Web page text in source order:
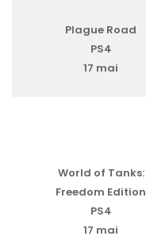
Plague Road
PS4
17 mai
World of Tanks:
Freedom Edition
PS4
17 mai